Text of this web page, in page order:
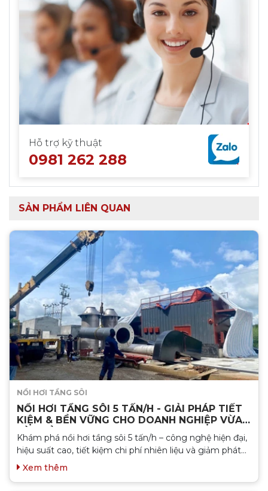
Hỗ trợ kỹ thuật
0981 262 288
SẢN PHẨM LIÊN QUAN
NỒI HƠI TẦNG SÔI
NỒI HƠI TẦNG SÔI 5 TẤN/H - GIẢI PHÁP TIẾT
KIỆM & BỀN VỮNG CHO DOANH NGHIỆP VỪA
VÀ NHỎ
Khám phá nồi hơi tầng sôi 5 tấn/h – công nghệ hiện đại,
hiệu suất cao, tiết kiệm chi phí nhiên liệu và giảm phát
thải. Giải pháp lý tưởng cho doanh nghiệp vừa và nhỏ...
Xem thêm